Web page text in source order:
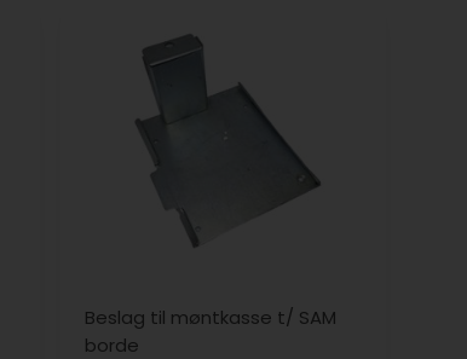
Beslag til møntkasse t/ SAM
borde